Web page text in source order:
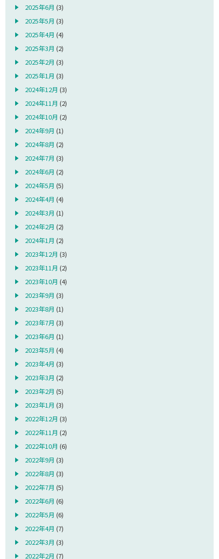
2025年6月 (3)
2025年5月 (3)
2025年4月 (4)
2025年3月 (2)
2025年2月 (3)
2025年1月 (3)
2024年12月 (3)
2024年11月 (2)
2024年10月 (2)
2024年9月 (1)
2024年8月 (2)
2024年7月 (3)
2024年6月 (2)
2024年5月 (5)
2024年4月 (4)
2024年3月 (1)
2024年2月 (2)
2024年1月 (2)
2023年12月 (3)
2023年11月 (2)
2023年10月 (4)
2023年9月 (3)
2023年8月 (1)
2023年7月 (3)
2023年6月 (1)
2023年5月 (4)
2023年4月 (3)
2023年3月 (2)
2023年2月 (5)
2023年1月 (3)
2022年12月 (3)
2022年11月 (2)
2022年10月 (6)
2022年9月 (3)
2022年8月 (3)
2022年7月 (5)
2022年6月 (6)
2022年5月 (6)
2022年4月 (7)
2022年3月 (3)
2022年2月 (7)